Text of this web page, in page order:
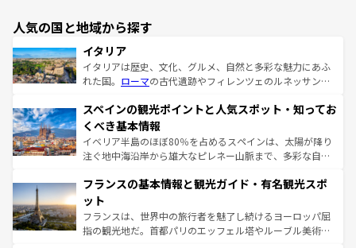
人気の国と地域から探す
イタリア
イタリアは歴史、文化、グルメ、自然と多彩な魅力にあふ
れた国。 ローマの古代遺跡やフィレンツェのルネッサンス
ろん、トスカーナの美しい田園風景やアマルフィ海岸の絶
景など、自然景観も見逃せない。観光の合間には、本場の
ピザやパスタなど、絶品のイタリア料理を堪能することも
できる。朝目覚めてから夜眠るまで、すべての瞬間を楽し
なお、新着のイタリア情報はコンテンツ一覧を参照してほ
しい。
スペインの観光ポイントと人気スポット・知ってお
くべき基本情報
イベリア半島のほぼ80％を占めるスペインは、太陽が降り
注ぐ地中海沿岸から雄大なピレネー山脈まで、多彩な自然
文化が根付くこの国では、情熱的なフラメンコ、熱気あふ
れる闘牛、そして美味しいタパスが生活の一部となってい
る。首都マドリードの洗練された雰囲気や、バルセロナの
アートに溢れた街角から、地方では古代ローマ遺跡や中世
フランスの基本情報と観光ガイド・有名観光スポ
ット
フランスは、世界中の旅行者を魅了し続けるヨーロッパ屈
指の観光地だ。首都パリのエッフェル塔やルーブル美術館